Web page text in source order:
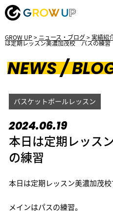
GROW UP > ニュース・ブログ>実績紹
は定期レッスン美濃加茂校 パスの練習
NEWS /
バスケットボールレッスン
2024.06.19
本日は定期レッス
の練習
本日は定期レッスン美濃加茂校
メインはパスの練習。